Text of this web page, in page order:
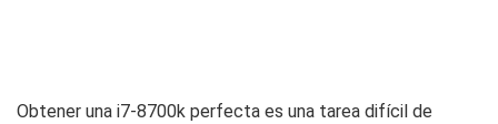
Obtener una i7-8700k perfecta es una tarea difícil de